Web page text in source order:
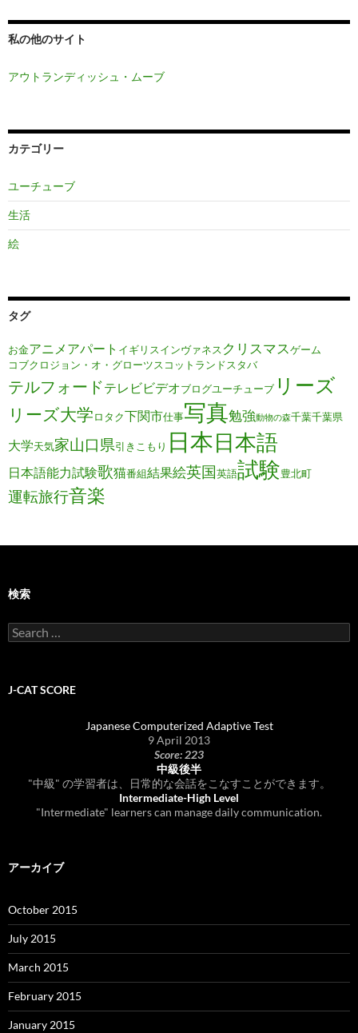
私の他のサイト
アウトランディッシュ・ムーブ
カテゴリー
ユーチューブ
生活
絵
タグ
お金アニメ アパート イギリスインヴァネス クリスマスゲーム
コブクロジョン・オ・グローツスコットランドスタバ
テルフォードテレビビデオブログユーチューブ リーズ
リーズ大学ロタク下関市仕事写真勉強動物の森千葉千葉県
大学天気家山口県引きこもり 日本日本語
日本語能力試験歌猫番組結果絵英国英語試験豊北町
運転旅行音楽
検索
Search
for:
J-CAT SCORE
Japanese Computerized Adaptive Test
9 April 2013
Score: 223
中級後半
"中級" の学習者は、日常的な会話をこなすことができます。
Intermediate-High Level
"Intermediate" learners can manage daily communication.
アーカイブ
October 2015
July 2015
March 2015
February 2015
January 2015